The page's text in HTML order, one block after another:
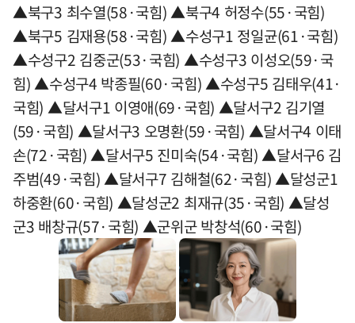
▲북구3 최수열(58·국힘) ▲북구4 허정수(55·국힘)
▲북구5 김재용(58·국힘) ▲수성구1 정일균(61·국힘)
▲수성구2 김중군(53·국힘) ▲수성구3 이성오(59·국
힘) ▲수성구4 박종필(60·국힘) ▲수성구5 김태우(41·
국힘) ▲달서구1 이영애(69·국힘) ▲달서구2 김기열
(59·국힘) ▲달서구3 오명환(59·국힘) ▲달서구4 이태
손(72·국힘) ▲달서구5 진미숙(54·국힘) ▲달서구6 김
주범(49·국힘) ▲달서구7 김해철(62·국힘) ▲달성군1
하중환(60·국힘) ▲달성군2 최재규(35·국힘) ▲달성
군3 배창규(57·국힘) ▲군위군 박창석(60·국힘)